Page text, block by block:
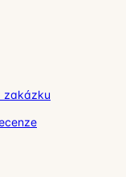
zakázku